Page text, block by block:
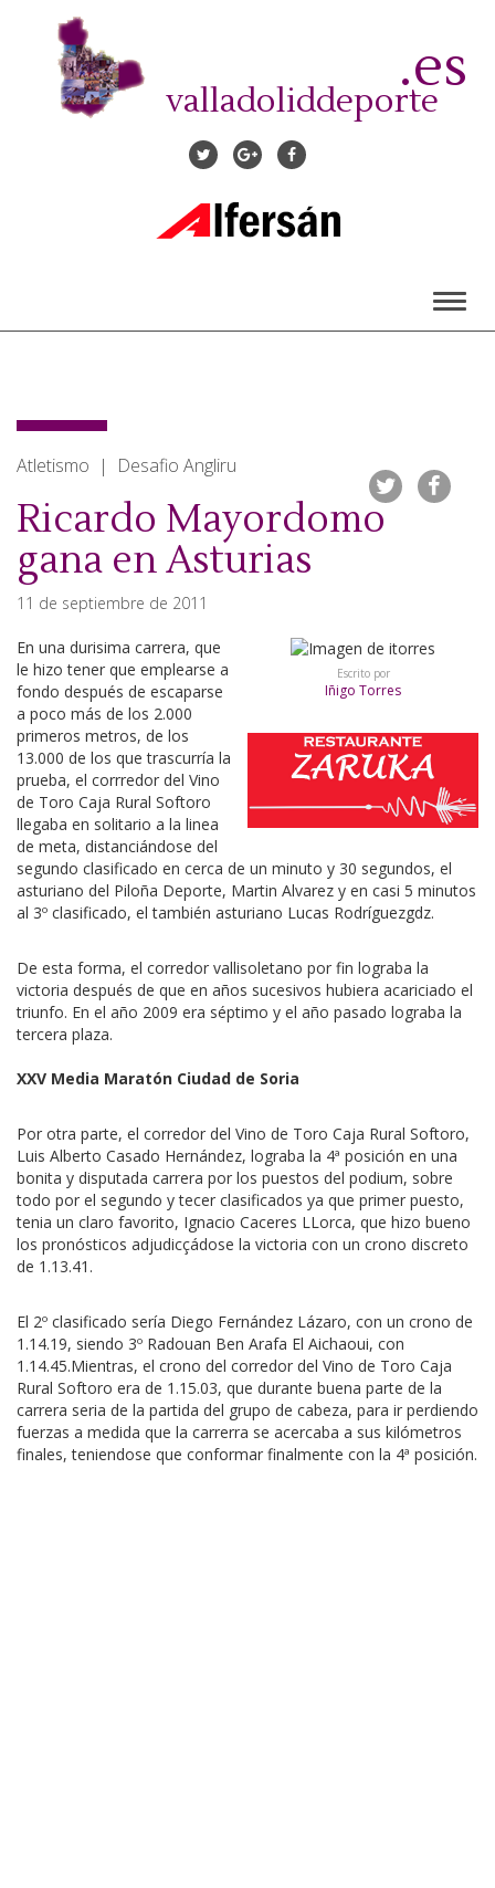
contenido
valladoliddeporte
.es
Atletismo | Desafio Angliru
Ricardo Mayordomo
gana en Asturias
11 de septiembre de 2011
Escrito por
Iñigo Torres
En una durisima carrera, que
le hizo tener que emplearse a
fondo después de escaparse
a poco más de los 2.000
primeros metros, de los
13.000 de los que trascurría la
prueba, el corrredor del Vino
de Toro Caja Rural Softoro
llegaba en solitario a la linea
de meta, distanciándose del
segundo clasificado en cerca de un minuto y 30 segundos, el
asturiano del Piloña Deporte, Martin Alvarez y en casi 5 minutos
al 3º clasificado, el también asturiano Lucas Rodríguezgdz.
De esta forma, el corredor vallisoletano por fin lograba la
victoria después de que en años sucesivos hubiera acariciado el
triunfo. En el año 2009 era séptimo y el año pasado lograba la
tercera plaza.
XXV Media Maratón Ciudad de Soria
Por otra parte, el corredor del Vino de Toro Caja Rural Softoro,
Luis Alberto Casado Hernández, lograba la 4ª posición en una
bonita y disputada carrera por los puestos del podium, sobre
todo por el segundo y tecer clasificados ya que primer puesto,
tenia un claro favorito, Ignacio Caceres LLorca, que hizo bueno
los pronósticos adjudicçádose la victoria con un crono discreto
de 1.13.41.
El 2º clasificado sería Diego Fernández Lázaro, con un crono de
1.14.19, siendo 3º Radouan Ben Arafa El Aichaoui, con
1.14.45.Mientras, el crono del corredor del Vino de Toro Caja
Rural Softoro era de 1.15.03, que durante buena parte de la
carrera seria de la partida del grupo de cabeza, para ir perdiendo
fuerzas a medida que la carrerra se acercaba a sus kilómetros
finales, teniendose que conformar finalmente con la 4ª posición.